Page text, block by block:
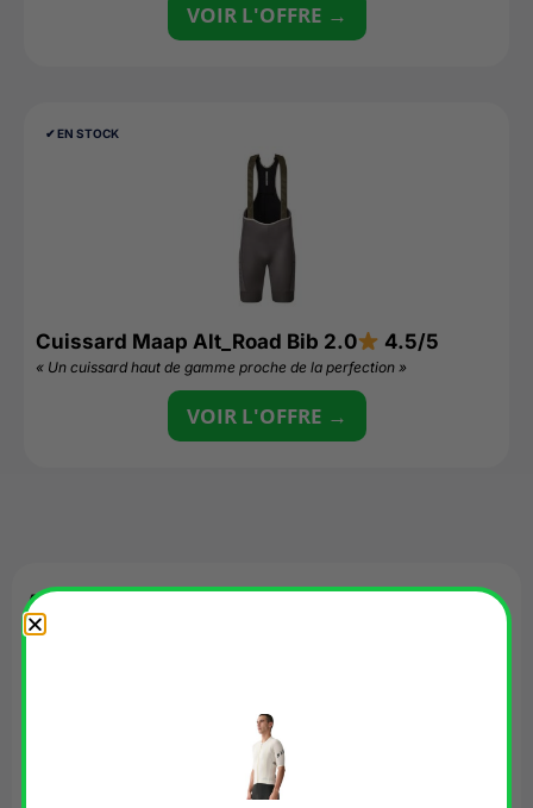
VOIR L'OFFRE →
✔︎ EN STOCK
Cuissard Maap Alt_Road Bib 2.0 4.5/5
« Un cuissard haut de gamme proche de la perfection »
VOIR L'OFFRE →
Avis
Soyez le premier à laisser votre avis sur
“Maillot Maap Apex Aeon”
Votre adresse e-mail ne sera pas publiée.